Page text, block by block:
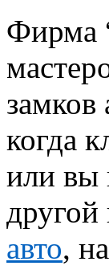
Фирма
замков
когда
или вы
другой
авто,